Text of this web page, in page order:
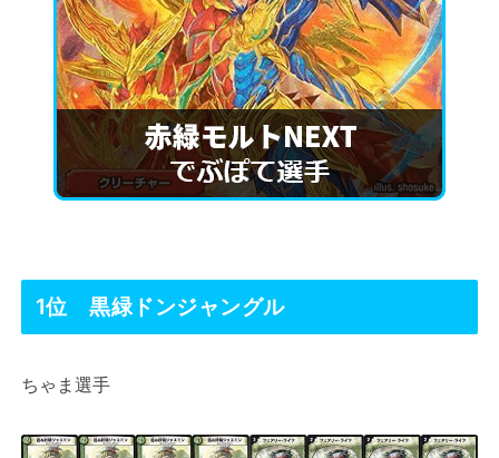
1位 黒緑ドンジャングル
ちゃま選手